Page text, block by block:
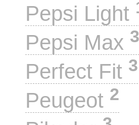
Pepsi Light
Pepsi Max 3
Perfect Fit 3
Peugeot 2